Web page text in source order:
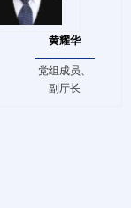
黄耀华
党组成员、
副厅长